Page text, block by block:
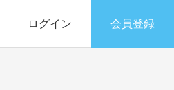
ログイン 会員登録